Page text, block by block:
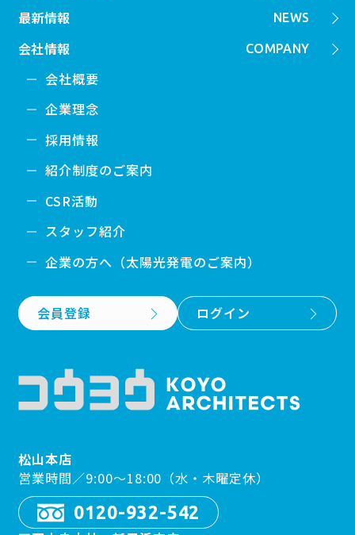
NEWS
最新情報
COMPANY
会社情報
会社概要
企業理念
採用情報
紹介制度のご案内
CSR活動
スタッフ紹介
企業の方へ（太陽光発電のご案内）
会員登録 ログイン
松山本店
営業時間／9:00〜18:00（水・木曜定休）
0120-932-542